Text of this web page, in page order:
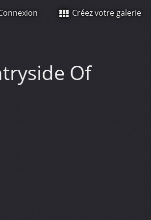
Créez votre galerie
Of